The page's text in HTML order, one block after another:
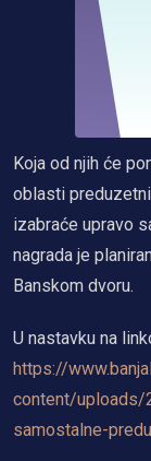
Koja od njih će
oblasti
izabraće upravo
nagrada je
Banskom dvoru.
U nastavku na
https://
content/uploads/
samostalne-